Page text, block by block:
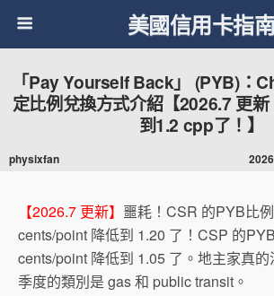
美國信用卡指
「Pay Yourself Back」 (PYB)：
定比例兌換方式介紹【2026.7 更
到1.2 cpp了！】
physixfan
【2026.7 更新】 噩耗！CSR 的PYB比
cents/point 降低到 1.20 了！CSP 的
cents/point 降低到 1.05 了。地主家真
季度的類別是 gas 和 public transit。